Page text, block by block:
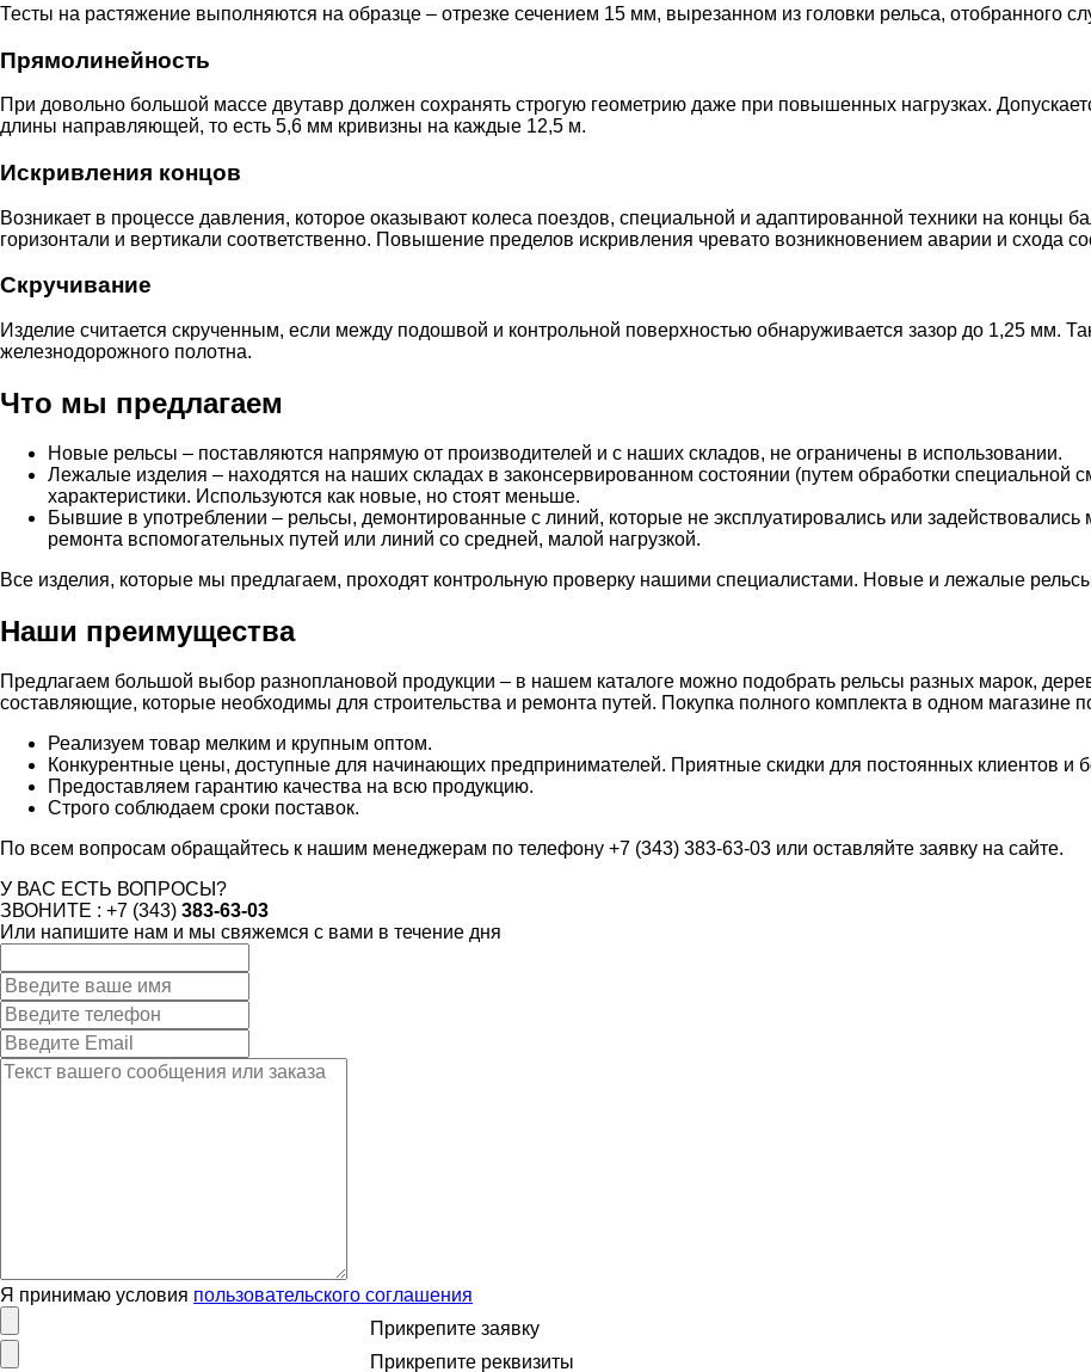
Тесты на растяжение выполняются на образце – отрезке сечением 15 мм, вырезанном из головки рельса, отобранного
Прямолинейность
При довольно большой массе двутавр должен сохранять строгую геометрию даже при повышенных нагрузках.
длины направляющей, то есть 5,6 мм кривизны на каждые 12,5 м.
Искривления концов
Возникает в процессе давления, которое оказывают колеса поездов, специальной и адаптированной техники на концы
горизонтали и вертикали соответственно. Повышение пределов искривления чревато возникновением аварии и схода
Скручивание
Изделие считается скрученным, если между подошвой и контрольной поверхностью обнаруживается зазор до 1,25 мм.
железнодорожного полотна.
Что мы предлагаем
Новые рельсы – поставляются напрямую от производителей и с наших складов, не ограничены в использовании.
Лежалые изделия – находятся на наших складах в законсервированном состоянии (путем обработки специальной
характеристики. Используются как новые, но стоят меньше.
Бывшие в употреблении – рельсы, демонтированные с линий, которые не эксплуатировались или
ремонта вспомогательных путей или линий со средней, малой нагрузкой.
Все изделия, которые мы предлагаем, проходят контрольную проверку нашими специалистами. Новые и лежалые
Наши преимущества
Предлагаем большой выбор разноплановой продукции – в нашем каталоге можно подобрать рельсы разных марок,
составляющие, которые необходимы для строительства и ремонта путей. Покупка полного комплекта в одном магазине
Реализуем товар мелким и крупным оптом.
Конкурентные цены, доступные для начинающих предпринимателей. Приятные скидки для постоянных клиентов и
Предоставляем гарантию качества на всю продукцию.
Строго соблюдаем сроки поставок.
По всем вопросам обращайтесь к нашим менеджерам по телефону +7 (343) 383-63-03 или оставляйте заявку на сайте.
У ВАС ЕСТЬ ВОПРОСЫ?
ЗВОНИТЕ : +7 (343) 383-63-03
Или напишите нам и мы свяжемся с вами в течение дня
Я принимаю условия пользовательского соглашения
Прикрепите заявку
Прикрепите реквизиты